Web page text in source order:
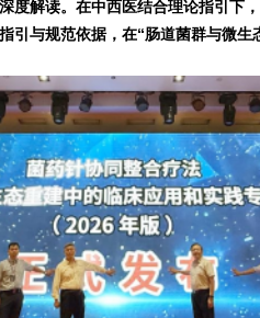
度解读。在中西医结合理论指引下
引与规范依据，在“肠道菌群与微